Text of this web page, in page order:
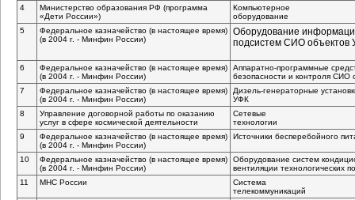
4
Министерство образования РФ (программа
«Дети России»)
Компьютерное
оборудование
5
Федеральное казначейство (в настоящее время)
(в 2004 г. - Минфин России)
Оборудование
подсистем СИО объектов
6
Федеральное казначейство (в настоящее время)
(в 2004 г. - Минфин России)
Аппаратно-программные
безопасности и контроля СИО
7
Федеральное казначейство (в настоящее время)
(в 2004 г. - Минфин России)
Дизель-генераторные
УФК
8
Управление договорной работы по оказанию
услуг в сфере космической деятельности
Сетевые
технологии
9
Федеральное казначейство (в настоящее время)
(в 2004 г. - Минфин России)
Источники бесперебойного
10
Федеральное казначейство (в настоящее время)
(в 2004 г. - Минфин России)
Оборудование систем
вентиляции технологических
11
МНС России
Система
телекоммуникаций